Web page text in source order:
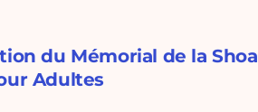
du Mémorial de la
Adultes